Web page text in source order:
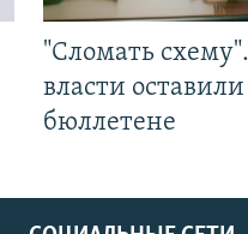
"Сломать
власти
бюллетене